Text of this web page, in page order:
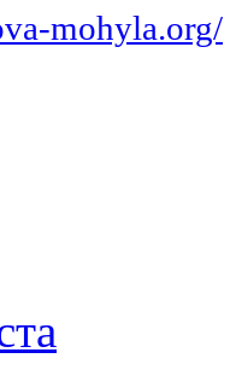
mohyla.org/